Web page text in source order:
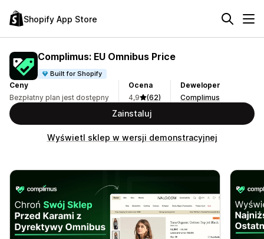
Shopify App Store
Complimus: EU Omnibus Price
Built for Shopify
Ceny
Bezpłatny plan jest dostępny
Ocena
4,9
(62)
Deweloper
Complimus
Zainstaluj
Wyświetl sklep w wersji demonstracyjnej